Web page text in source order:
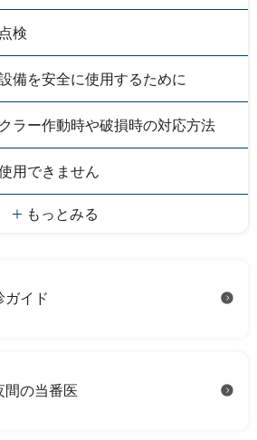
検
備を安全に使用するために
ラー作動時や破損時の対応方法
用できません
もっとみる
ガイド
間の当番医